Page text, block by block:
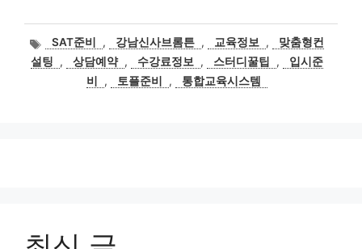
태
그
SAT준비 , 강남신사브롬튼 , 교육정보 ,
맞춤형컨
설팅
, 상담예약 , 수강료정보 , 스터디꿀팁 ,
입시준
비
, 토플준비 , 통합교육시스템